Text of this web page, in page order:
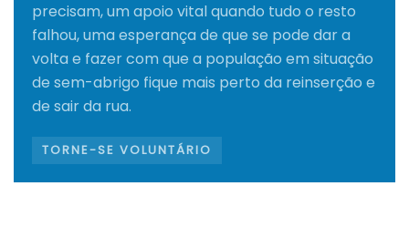
precisam, um apoio vital quando tudo o resto
falhou, uma esperança de que se pode dar a
volta e fazer com que a população em situação
de sem-abrigo fique mais perto da reinserção e
de sair da rua.
TORNE-SE VOLUNTÁRIO